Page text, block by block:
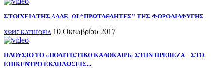
ΣΤΟΙΧΕΙΑ ΤΗΣ ΑΑΔΕ- ΟΙ “ΠΡΩΤΑΘΛΗΤΕΣ” ΤΗΣ ΦΟΡΟΔΙΑΦΥΓΗΣ
ΧΩΡΊΣ ΚΑΤΗΓΟΡΊΑ 10 Οκτωβρίου 2017
ΠΛΟΥΣΙΟ ΤΟ «ΠΟΛΙΤΙΣΤΙΚΟ ΚΑΛΟΚΑΙΡΙ» ΣΤΗΝ ΠΡΕΒΕΖΑ – ΣΤΟ
ΕΠΙΚΕΝΤΡΟ ΕΚΔΗΛΩΣΕΙΣ...